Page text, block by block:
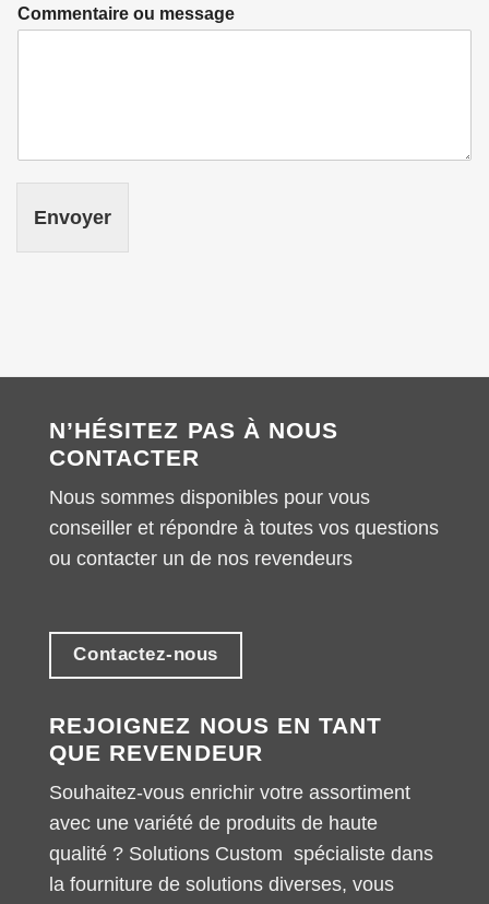
Commentaire ou message
Envoyer
N’HÉSITEZ PAS À NOUS
CONTACTER
Nous sommes disponibles pour vous
conseiller et répondre à toutes vos questions
ou contacter un de nos revendeurs
Contactez-nous
REJOIGNEZ NOUS EN TANT
QUE REVENDEUR
Souhaitez-vous enrichir votre assortiment
avec une variété de produits de haute
qualité ? Solutions Custom spécialiste dans
la fourniture de solutions diverses, vous